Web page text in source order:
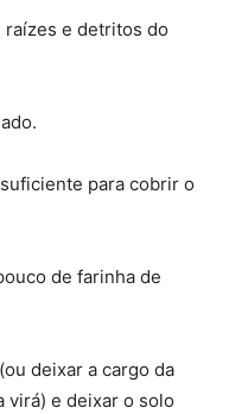
raízes e detritos do
para cobrir o
de farinha de
deixar a cargo da
virá) e deixar o solo